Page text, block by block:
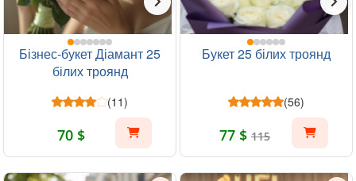
Бізнес-букет Діамант 25
білих троянд
(11)
70 $
Букет 25 білих троянд
(56)
77 $ 115